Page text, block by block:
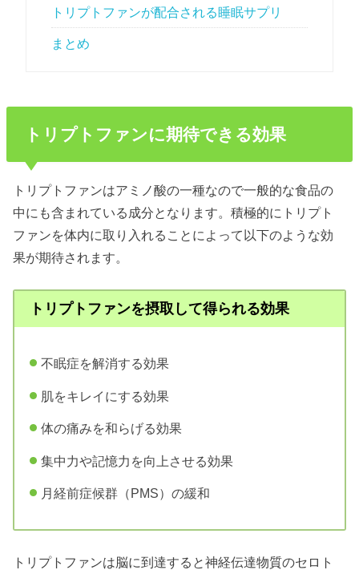
トリプトファンが配合される睡眠サプリ
まとめ
トリプトファンに期待できる効果
トリプトファンはアミノ酸の一種なので一般的な食品の
中にも含まれている成分となります。積極的にトリプト
ファンを体内に取り入れることによって以下のような効
果が期待されます。
トリプトファンを摂取して得られる効果
不眠症を解消する効果
肌をキレイにする効果
体の痛みを和らげる効果
集中力や記憶力を向上させる効果
月経前症候群（PMS）の緩和
トリプトファンは脳に到達すると神経伝達物質のセロト